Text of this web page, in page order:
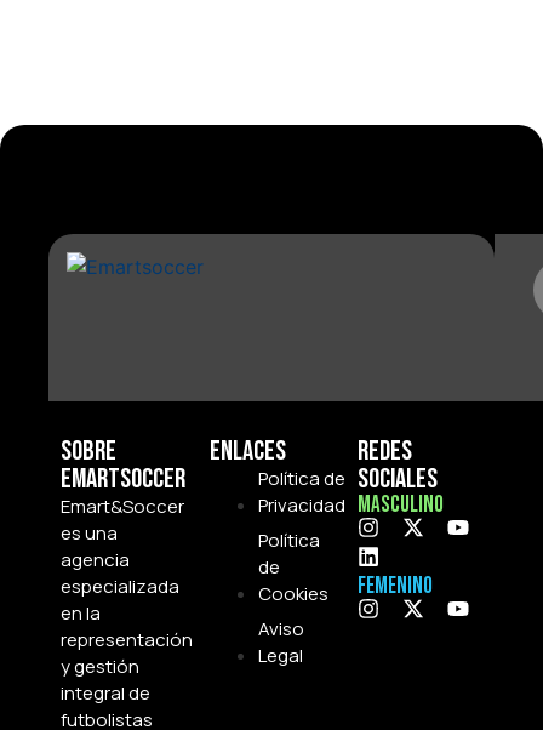
Sobre
Emartsoccer
Emart&Soccer
es una
agencia
especializada
en la
representación
y gestión
integral de
futbolistas
Enlaces
Política de
Privacidad
Política
de
Cookies
Aviso
Legal
Redes
Sociales
Masculino
Femenino